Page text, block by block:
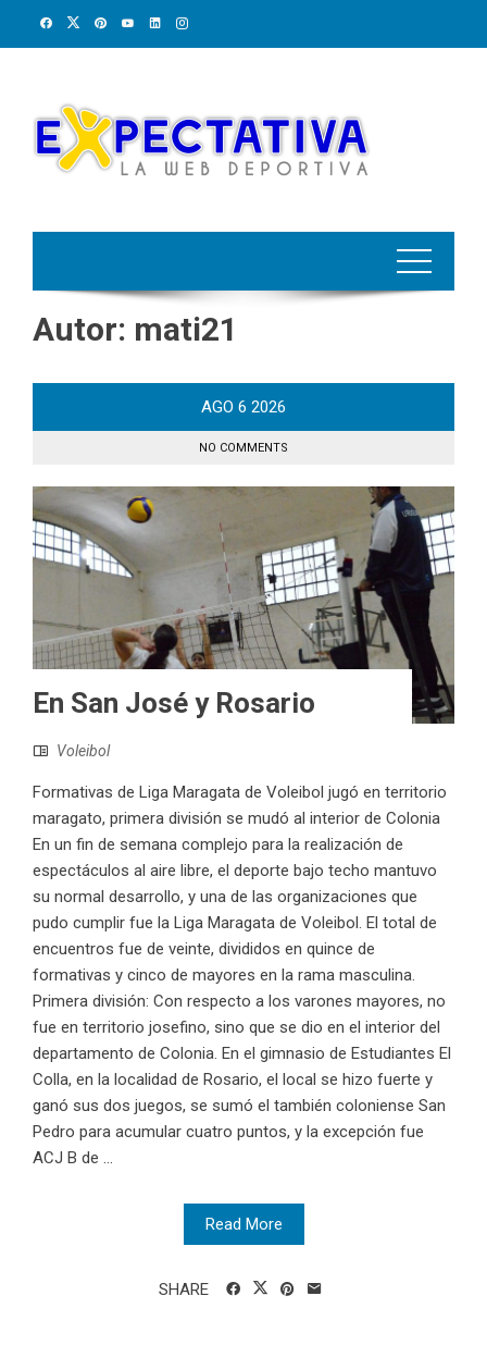
Autor: mati21
AGO 6 2026
NO COMMENTS
En San José y Rosario
Voleibol
Formativas de Liga Maragata de Voleibol jugó en territorio
maragato, primera división se mudó al interior de Colonia
En un fin de semana complejo para la realización de
espectáculos al aire libre, el deporte bajo techo mantuvo
su normal desarrollo, y una de las organizaciones que
pudo cumplir fue la Liga Maragata de Voleibol. El total de
encuentros fue de veinte, divididos en quince de
formativas y cinco de mayores en la rama masculina.
Primera división: Con respecto a los varones mayores, no
fue en territorio josefino, sino que se dio en el interior del
departamento de Colonia. En el gimnasio de Estudiantes El
Colla, en la localidad de Rosario, el local se hizo fuerte y
ganó sus dos juegos, se sumó el también coloniense San
Pedro para acumular cuatro puntos, y la excepción fue
ACJ B de ...
Read More
SHARE